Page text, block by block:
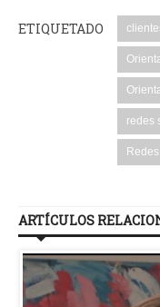
ETIQUETADO
redes
ARTÍCULOS